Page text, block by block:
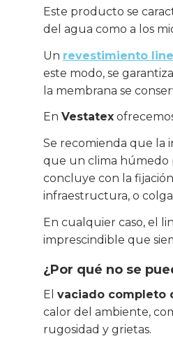
Este producto se
del agua como a los
Un revestimiento
este modo, se
la membrana se
En Vestatex
Se recomienda que la
que un clima húmedo
concluye con la
infraestructura, o
En cualquier caso, el
imprescindible que
¿Por qué no se
El vaciado completo
calor del ambiente,
rugosidad y grietas.